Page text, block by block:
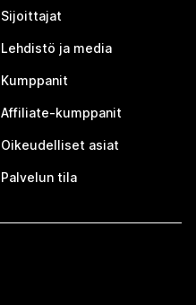
Sijoittajat
Lehdistö ja media
Kumppanit
Affiliate-kumppanit
Oikeudelliset asiat
Palvelun tila